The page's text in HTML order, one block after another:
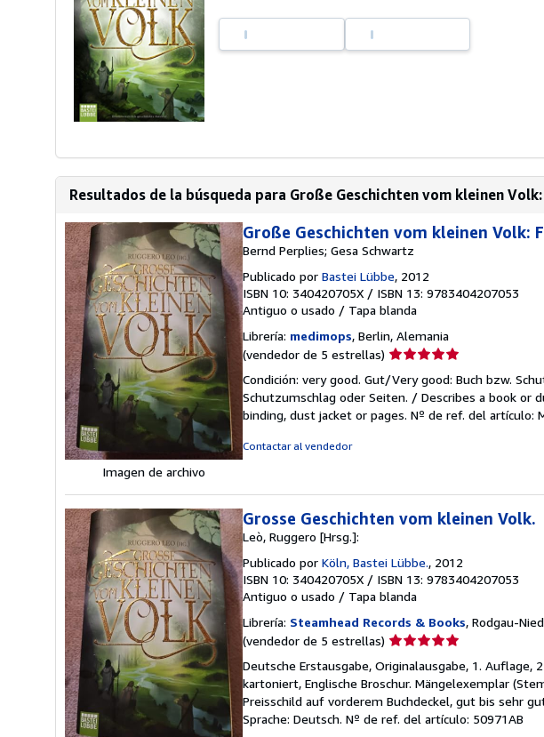
Resultados de la búsqueda para Große Geschichten vom kleinen
Imagen de archivo
Große Geschichten vom kleinen Volk:
Bernd Perplies; Gesa Schwartz
Publicado por Bastei Lübbe, 2012
ISBN 10: 340420705X / ISBN 13: 9783404207053
Antiguo o usado / Tapa blanda
Librería: medimops, Berlin, Alemania
(vendedor de 5 estrellas) Calificación
vendedor:
5
de
Condición: very good. Gut/Very good: Buch bzw.
Schutzumschlag oder Seiten. / Describes a book
binding, dust jacket or pages. Nº de ref. del artículo:
Contactar al vendedor
Grosse Geschichten vom kleinen Volk.
Leò, Ruggero [Hrsg.]:
Publicado por Köln, Bastei Lübbe., 2012
ISBN 10: 340420705X / ISBN 13: 9783404207053
Antiguo o usado / Tapa blanda
Librería: Steamhead Records & Books, Rodgau-
(vendedor de 5 estrellas) Calificación
vendedor:
5
de
5
Deutsche Erstausgabe, Originalausgabe, 1.
kartoniert, Englische Broschur. Mängelexemplar
Preisschild auf vorderem Buchdeckel, gut bis sehr
Sprache: Deutsch. Nº de ref. del artículo: 50971AB